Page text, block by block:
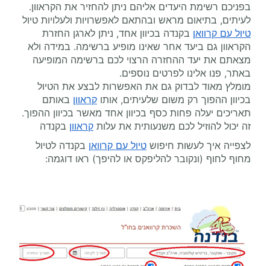
בפניכם רשימת היעדים אליהם ניתן להחזיר את הקראוון.
לעיתים, בתיאום מראש ובהתאם לאפשרויות ולעלויות טיול
טיול עם קרוואן בקנדה בכיוון אחד, ניתן לארגן החזרת
הקראוון גם ביעד אחר שאינו מופיע ברשימה. במידה ולא
מצאתם את יעד ההחזרה הרצוי לכם ברשימה המופיעה
באתר, פנו אלינו לפרטים נוספים.
מומלץ מאוד לבדוק גם את האפשרות לבצע את הטיול
בכיוון ההפוך רק משום שלעיתים, אותו קראוון באותם
תאריכים יעלה פחות כסף בכיוון אחד מאשר בכיוון ההפוך.
זה יכול להוזיל לכם משנעותית את עלות קראוון בקנדה
לצפייה איך לעשות חיפוש טיול עם קרוואן בקנדה לטיול
מחוף לחוף (ונקובר להליפקס או להיפך) ראו דוגמה: